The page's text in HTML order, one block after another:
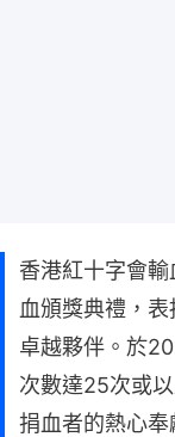
香港紅十字會
血頒獎典禮，
卓越夥伴。於
次數達25次或
捐血者的熱心奉